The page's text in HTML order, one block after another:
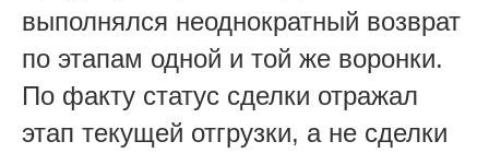
выполнялся неоднократный возврат
по этапам одной и той же воронки.
По факту статус сделки отражал
этап текущей отгрузки, а не сделки